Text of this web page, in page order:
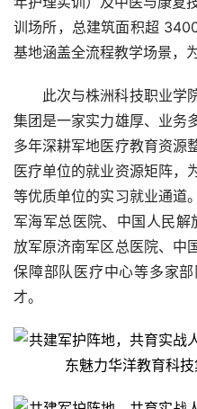
训场所，总建筑面积超
基地涵盖全流程教学场景，
此次与株洲科技职业学
集团是一家实力雄厚、业务
多年深耕军地医疗教育资源
医疗单位的就业资源矩阵，
等优质单位的实习就业通道
军海军总医院、中国人民
放军原济南军区总医院、中
保障部队医疗中心等多家
才。